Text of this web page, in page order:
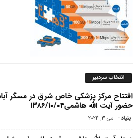
انتخاب سردبیر
افتتاح مرکز پزشکی خاص شرق در مسگر
حضور آیت الله هاشمی۱۳۸۶/۱۰/۰۴
بنیاد - می 3, 2024